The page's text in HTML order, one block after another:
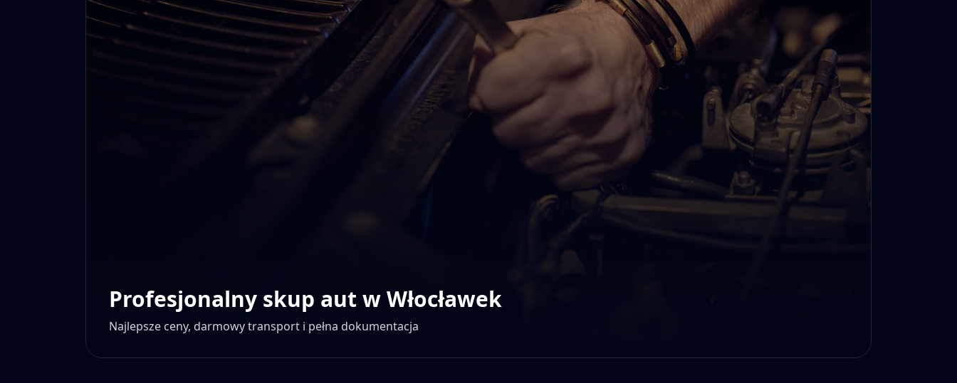
Profesjonalny skup aut wWłocławek
Najlepsze ceny, darmowy transport i pełna dokumentacja